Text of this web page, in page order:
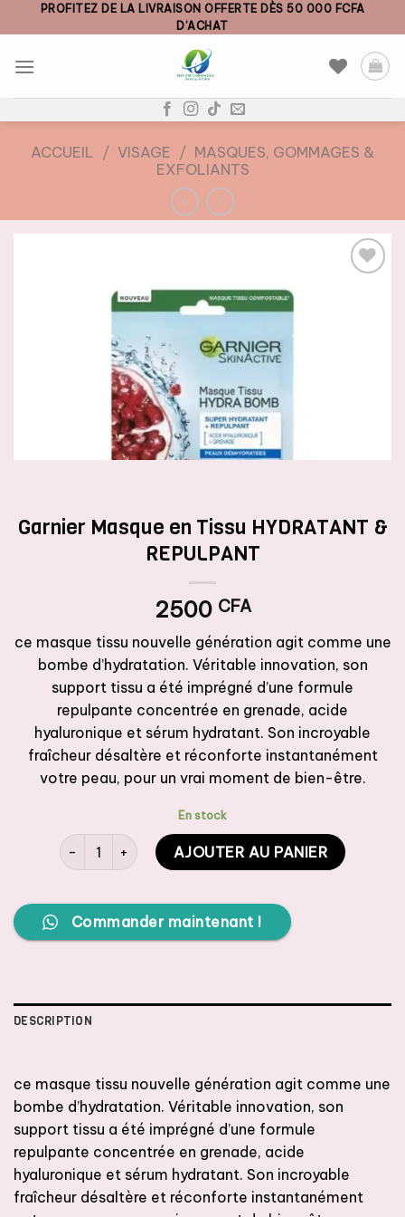
to
PROFITEZ DE LA LIVRAISON OFFERTE DÈS 50 000 FCFA
D’ACHAT
ACCUEIL / VISAGE / MASQUES, GOMMAGES &
EXFOLIANTS
Garnier Masque en Tissu HYDRATANT &
REPULPANT
2500 CFA
ce masque tissu nouvelle génération agit comme une
bombe d’hydratation. Véritable innovation, son
support tissu a été imprégné d’une formule
repulpante concentrée en grenade, acide
hyaluronique et sérum hydratant. Son incroyable
fraîcheur désaltère et réconforte instantanément
votre peau, pour un vrai moment de bien-être.
En stock
quantité de Garnier Masque en Tissu HYDRATANT &
AJOUTER AU PANIER
Commander maintenant !
DESCRIPTION
ce masque tissu nouvelle génération agit comme une
bombe d’hydratation. Véritable innovation, son
support tissu a été imprégné d’une formule
repulpante concentrée en grenade, acide
hyaluronique et sérum hydratant. Son incroyable
fraîcheur désaltère et réconforte instantanément